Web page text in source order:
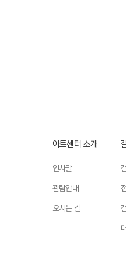
아트센터 소개
인사말
관람안내
오시는 길